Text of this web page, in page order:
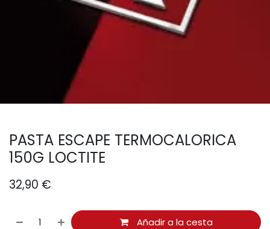
PASTA ESCAPE TERMOCALORICA
150G LOCTITE
32,90 €
Añadir a la cesta